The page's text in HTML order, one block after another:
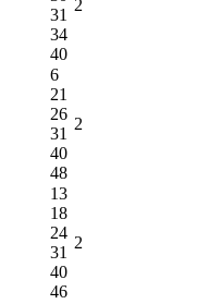
31
34
40
2
6
21
26
31
40
48
2
13
18
24
31
40
46
2